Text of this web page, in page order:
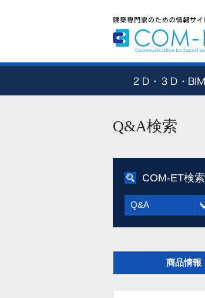
Q&A検索
COM-ET検索
Q&A
商品情報